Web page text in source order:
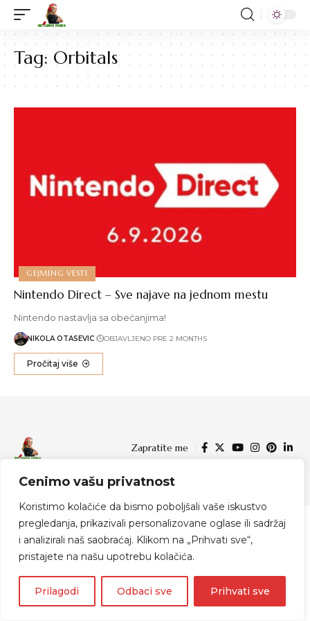
Cenimo vašu privatnost
Koristimo kolačiće da bismo poboljšali vaše iskustvo
pregledanja, prikazivali personalizovane oglase ili sadržaj
i analizirali naš saobraćaj. Klikom na „Prihvati sve“,
pristajete na našu upotrebu kolačića.
Prilagodi Odbaci sve Prihvati sve
Tag: Orbitals
GEJMING VESTI
Nintendo Direct – Sve najave na jednom mestu
Nintendo nastavlja sa obećanjima!
NIKOLA OTASEVIC OBJAVLJENO PRE 2 MONTHS
Pročitaj više
Zapratite me
© 2024 Indijanka Danka